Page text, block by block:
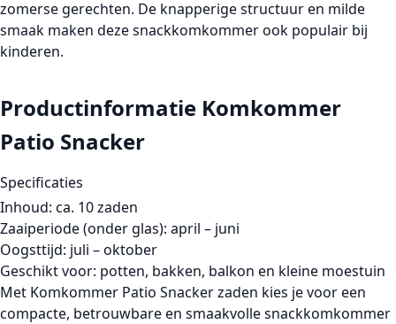
zomerse gerechten. De knapperige structuur en milde
smaak maken deze snackkomkommer ook populair bij
kinderen.
Productinformatie Komkommer
Patio Snacker
Specificaties
Inhoud: ca. 10 zaden
Zaaiperiode (onder glas): april – juni
Oogsttijd: juli – oktober
Geschikt voor: potten, bakken, balkon en kleine moestuin
Met Komkommer Patio Snacker zaden kies je voor een
compacte, betrouwbare en smaakvollesnackkomkommer